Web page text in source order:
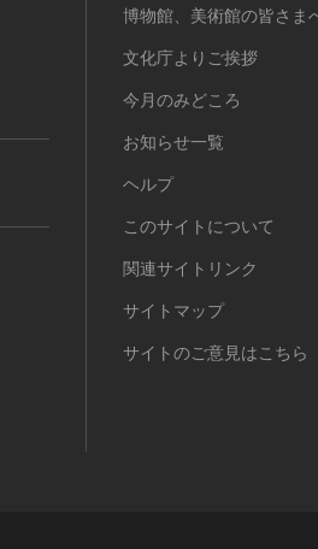
博物館、美術館の皆さま
文化庁よりご挨拶
今月のみどころ
お知らせ一覧
ヘルプ
このサイトについて
関連サイトリンク
サイトマップ
サイトのご意見はこちら